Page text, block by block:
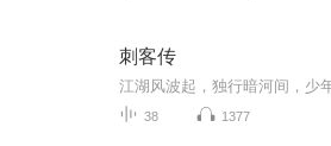
刺客传
38 1377